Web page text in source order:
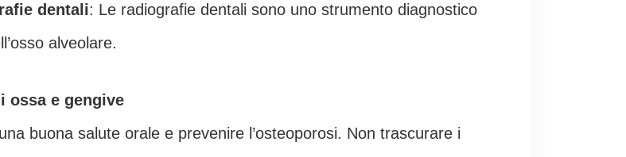
dentali: Le radiografie dentali sono uno strumento diagnostico
alveolare.
ossa e gengive
buona salute orale e prevenire l’osteoporosi. Non trascurare i